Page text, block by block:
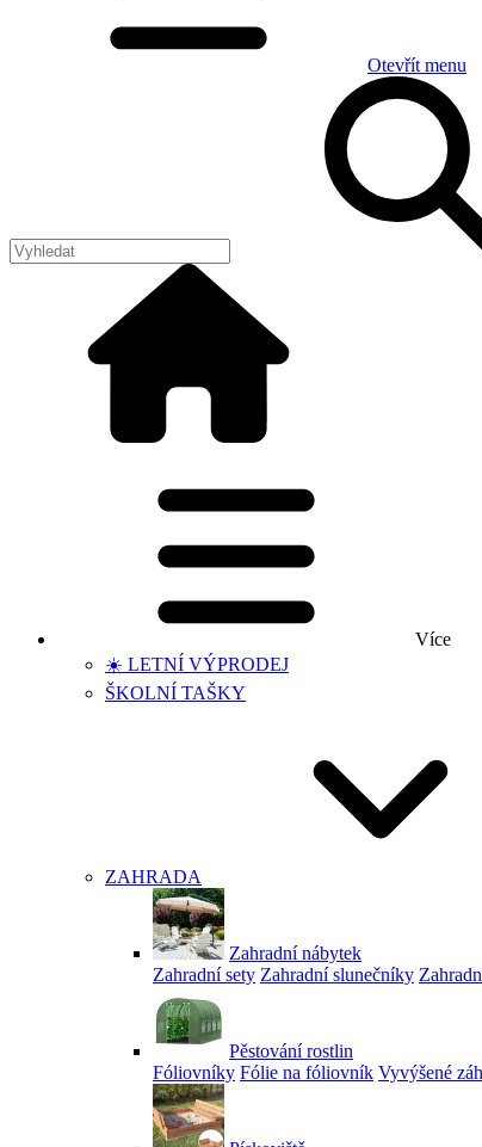
Otevřít menu
Více
☀️ LETNÍ VÝPRODEJ
ŠKOLNÍ TAŠKY
ZAHRADA
Zahradní nábytek
Zahradní sety Zahradní slunečníky
Pěstování rostlin
Fóliovníky Fólie na fóliovník Vyvýšené